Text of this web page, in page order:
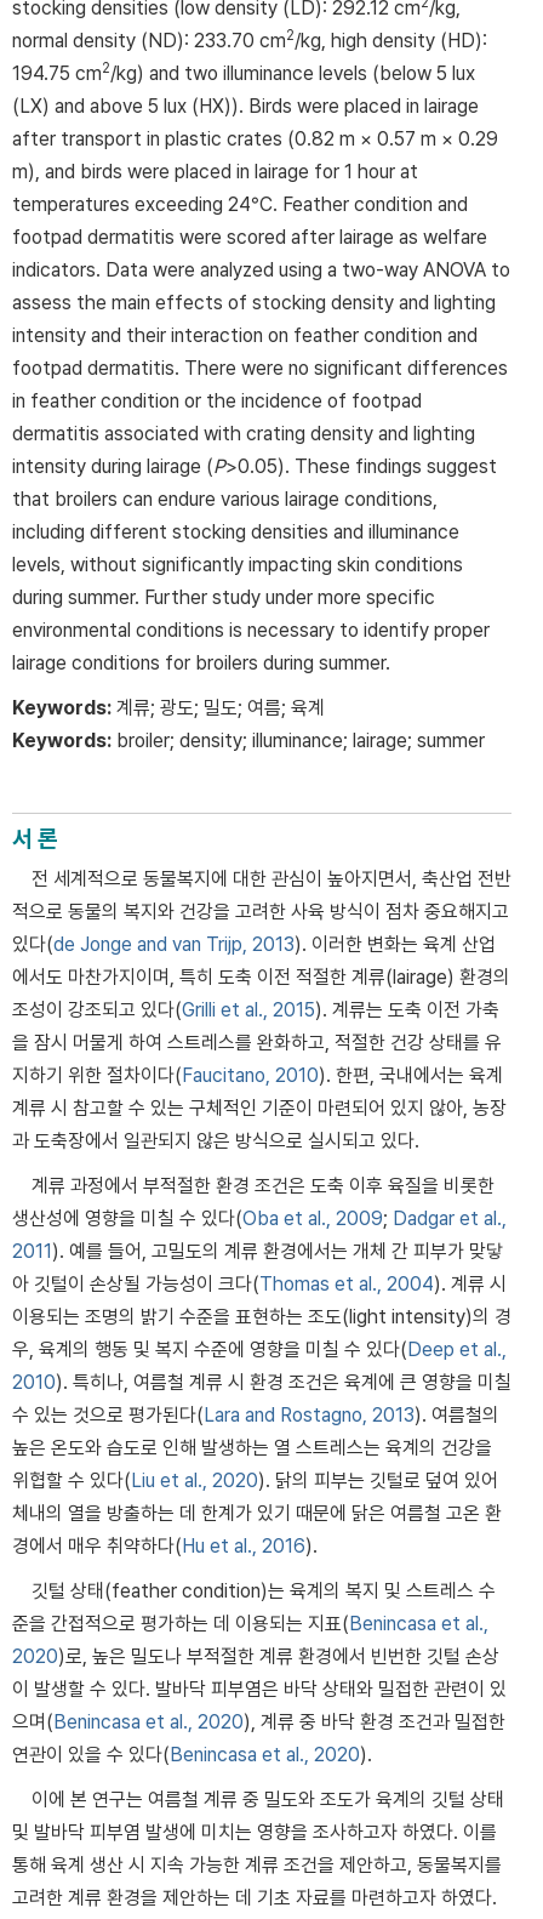
stocking densities (low density (LD): 292.12 cm /kg,
normal density (ND): 233.70 cm2/kg, high density (HD):
194.75 cm2/kg) and two illuminance levels (below 5 lux
(LX) and above 5 lux (HX)). Birds were placed in lairage
after transport in plastic crates (0.82 m × 0.57 m × 0.29
m), and birds were placed in lairage for 1 hour at
temperatures exceeding 24°C. Feather condition and
footpad dermatitis were scored after lairage as welfare
indicators. Data were analyzed using a two-way ANOVA to
assess the main effects of stocking density and lighting
intensity and their interaction on feather condition and
footpad dermatitis. There were no significant differences
in feather condition or the incidence of footpad
dermatitis associated with crating density and lighting
intensity during lairage (P>0.05). These findings suggest
that broilers can endure various lairage conditions,
including different stocking densities and illuminance
levels, without significantly impacting skin conditions
during summer. Further study under more specific
environmental conditions is necessary to identify proper
lairage conditions for broilers during summer.
Keywords: 계류; 광도; 밀도; 여름; 육계
Keywords: broiler; density; illuminance; lairage; summer
서 론
전 세계적으로 동물복지에 대한 관심이 높아지면서, 축산업 전반
적으로 동물의 복지와 건강을 고려한 사육 방식이 점차 중요해지고
있다(de Jonge and van Trijp, 2013). 이러한 변화는 육계 산업
에서도 마찬가지이며, 특히 도축 이전 적절한 계류(lairage) 환경의
조성이 강조되고 있다(Grilli et al., 2015). 계류는 도축 이전 가축
을 잠시 머물게 하여 스트레스를 완화하고, 적절한 건강 상태를 유
지하기 위한 절차이다(Faucitano, 2010). 한편, 국내에서는 육계
계류 시 참고할 수 있는 구체적인 기준이 마련되어 있지 않아, 농장
과 도축장에서 일관되지 않은 방식으로 실시되고 있다.
계류 과정에서 부적절한 환경 조건은 도축 이후 육질을 비롯한
생산성에 영향을 미칠 수 있다(Oba et al., 2009; Dadgar et al.,
2011). 예를 들어, 고밀도의 계류 환경에서는 개체 간 피부가 맞닿
아 깃털이 손상될 가능성이 크다(Thomas et al., 2004). 계류 시
이용되는 조명의 밝기 수준을 표현하는 조도(light intensity)의 경
우, 육계의 행동 및 복지 수준에 영향을 미칠 수 있다(Deep et al.,
2010). 특히나, 여름철 계류 시 환경 조건은 육계에 큰 영향을 미칠
수 있는 것으로 평가된다(Lara and Rostagno, 2013). 여름철의
높은 온도와 습도로 인해 발생하는 열 스트레스는 육계의 건강을
위협할 수 있다(Liu et al., 2020). 닭의 피부는 깃털로 덮여 있어
체내의 열을 방출하는 데 한계가 있기 때문에 닭은 여름철 고온 환
경에서 매우 취약하다(Hu et al., 2016).
깃털 상태(feather condition)는 육계의 복지 및 스트레스 수
준을 간접적으로 평가하는 데 이용되는 지표(Benincasa et al.,
2020)로, 높은 밀도나 부적절한 계류 환경에서 빈번한 깃털 손상
이 발생할 수 있다. 발바닥 피부염은 바닥 상태와 밀접한 관련이 있
으며(Benincasa et al., 2020), 계류 중 바닥 환경 조건과 밀접한
연관이 있을 수 있다(Benincasa et al., 2020).
이에 본 연구는 여름철 계류 중 밀도와 조도가 육계의 깃털 상태
및 발바닥 피부염 발생에 미치는 영향을 조사하고자 하였다. 이를
통해 육계 생산 시 지속 가능한 계류 조건을 제안하고, 동물복지를
고려한 계류 환경을 제안하는 데 기초 자료를 마련하고자 하였다.